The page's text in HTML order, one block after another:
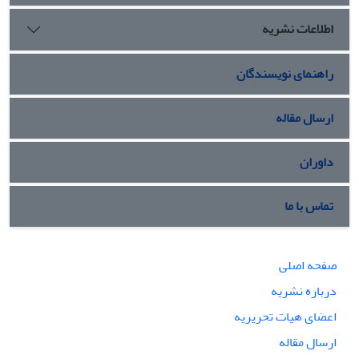
اطلاعات نشریه
راهنمای نویسندگان
ارسال مقاله
داوران
تماس با ما
صفحه اصلی
درباره نشریه
اعضای هیات تحریریه
ارسال مقاله